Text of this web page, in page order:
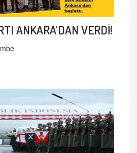
ANKARA'DAN VERDİ!